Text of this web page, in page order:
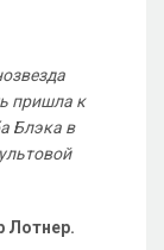
пришла к
Блэка в
Лотнер.